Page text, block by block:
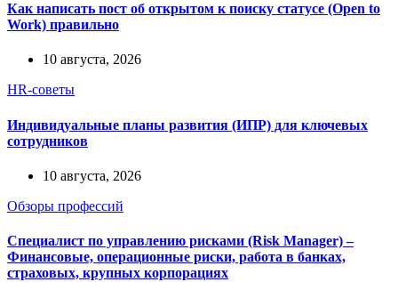
Как написать пост об открытом к поиску статусе (Open to
Work) правильно
10 августа, 2026
HR-советы
Индивидуальные планы развития (ИПР) для ключевых
сотрудников
10 августа, 2026
Обзоры профессий
Специалист по управлению рисками (Risk Manager) –
Финансовые, операционные риски, работа в банках,
страховых, крупных корпорациях